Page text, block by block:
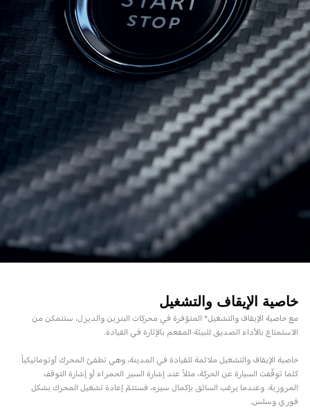
خاصية الإيقاف والتشغيل
مع خاصية الإيقاف والتشغيل* المتوّفرة في محركات البنزين والديزل، ستتمكن من
الاستمتاع بالأداء الصديق للبيئة المفعم بالإثارة في القيادة.
خاصية الإيقاف والتشغيل ملائمة للقيادة في المدينة، وهي تطفئ المحرك أوتوماتيكياً
كلما توقّفت السيارة عن الحركة، مثلاً عند إشارة السير الحمراء أو إشارة التوقف
المرورية. وعندما يرغب السائق بإكمال سيره، فستتمّ إعادة تشغيل المحرك بشكل
فوري وسلس.